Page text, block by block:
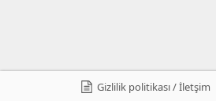
Gizlilik politikası / İletşim